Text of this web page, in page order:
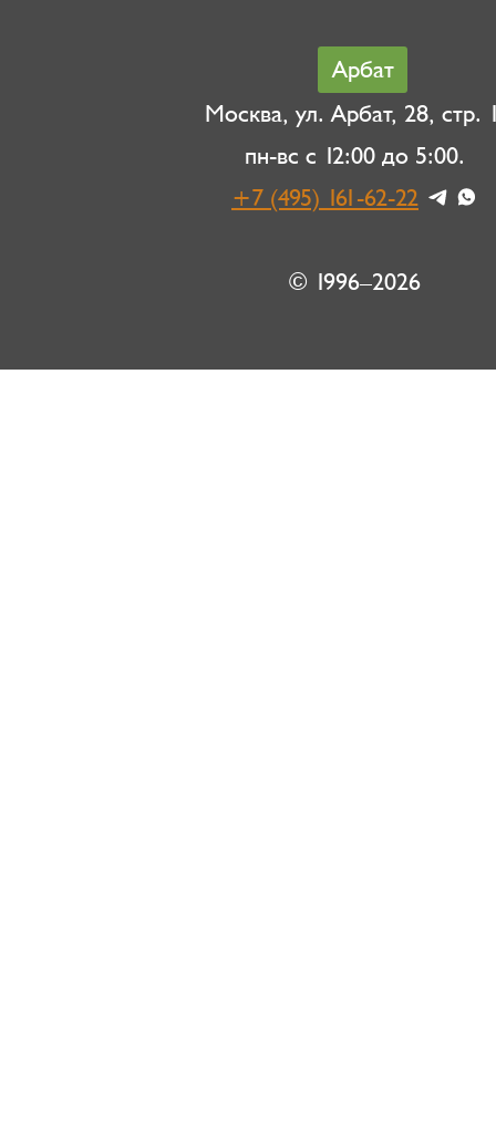
Арбат
Москва, ул. Арбат, 28, стр.
пн-вс с 12:00 до 5:00.
+7 (495) 161-62-22
© 1996–2026